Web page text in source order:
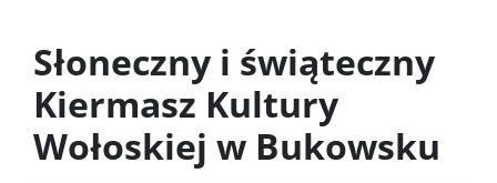
Słoneczny i świąteczny
Kiermasz Kultury
Wołoskiej w Bukowsku